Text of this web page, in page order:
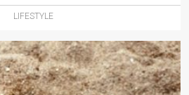
LIFESTYLE